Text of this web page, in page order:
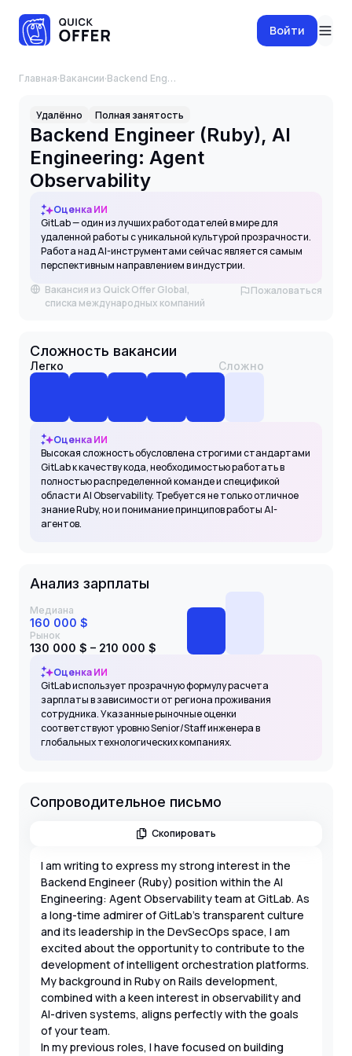
Войти
Главная·Вакансии· Backend Engineer (Ruby), AI Engineering: Agent Observability
Удалённо Полная занятость
Backend Engineer (Ruby), AI
Engineering: Agent
Observability
Оценка ИИ
GitLab — один из лучших работодателей в мире для
удаленной работы с уникальной культурой прозрачности.
Работа над AI-инструментами сейчас является самым
перспективным направлением в индустрии.
Вакансия из Quick Offer Global,
списка международных компаний
Пожаловаться
Сложность вакансии
Легко Сложно
Оценка ИИ
Высокая сложность обусловлена строгими стандартами
GitLab к качеству кода, необходимостью работать в
полностью распределенной команде и спецификой
области AI Observability. Требуется не только отличное
знание Ruby, но и понимание принципов работы AI-
агентов.
Анализ зарплаты
Медиана
160 000 $
Рынок
130 000 $ – 210 000 $
Оценка ИИ
GitLab использует прозрачную формулу расчета
зарплаты в зависимости от региона проживания
сотрудника. Указанные рыночные оценки
соответствуют уровню Senior/Staff инженера в
глобальных технологических компаниях.
Сопроводительное письмо
Скопировать
I am writing to express my strong interest in the
Backend Engineer (Ruby) position within the AI
Engineering: Agent Observability team at GitLab. As
a long-time admirer of GitLab's transparent culture
and its leadership in the DevSecOps space, I am
excited about the opportunity to contribute to the
development of intelligent orchestration platforms.
My background in Ruby on Rails development,
combined with a keen interest in observability and
AI-driven systems, aligns perfectly with the goals
of your team.
In my previous roles, I have focused on building